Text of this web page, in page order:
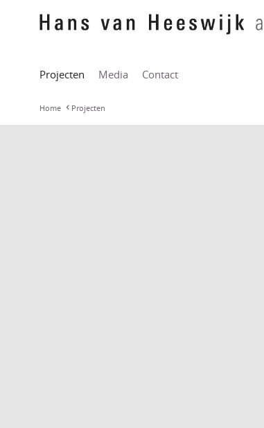
Projecten Media Contact
Home Projecten